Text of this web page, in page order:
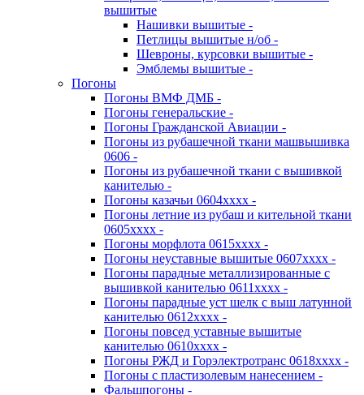
вышитые
Нашивки вышитые -
Петлицы вышитые н/об -
Шевроны, курсовки вышитые -
Эмблемы вышитые -
Погоны
Погоны ВМФ ДМБ -
Погоны генеральские -
Погоны Гражданской Авиации -
Погоны из рубашечной ткани машвышивка
0606 -
Погоны из рубашечной ткани с вышивкой
канителью -
Погоны казачьи 0604хххх -
Погоны летние из рубаш и кительной ткани
0605хххх -
Погоны морфлота 0615хххх -
Погоны неуставные вышитые 0607хххх -
Погоны парадные металлизированные с
вышивкой канителью 0611хххх -
Погоны парадные уст шелк с выш латунной
канителью 0612хххх -
Погоны повсед уставные вышитые
канителью 0610хххх -
Погоны РЖД и Горэлектротранс 0618хххх -
Погоны с пластизолевым нанесением -
Фальшпогоны -